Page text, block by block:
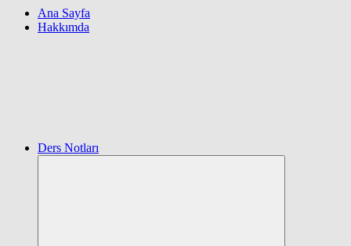
Ana Sayfa
Hakkımda
Ders Notları